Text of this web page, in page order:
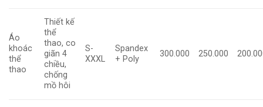
Áo
khoác
thể
thao
Thiết kế
thể
thao, co
giãn 4
chiều,
chống
mồ hôi
S-
XXXL
Spandex
+ Poly
300.000 250.000